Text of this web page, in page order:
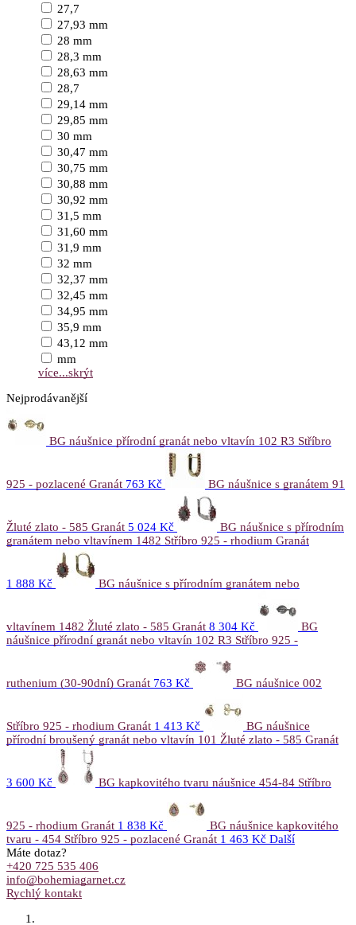
27,7
27,93 mm
28 mm
28,3 mm
28,63 mm
28,7
29,14 mm
29,85 mm
30 mm
30,47 mm
30,75 mm
30,88 mm
30,92 mm
31,5 mm
31,60 mm
31,9 mm
32 mm
32,37 mm
32,45 mm
34,95 mm
35,9 mm
43,12 mm
mm
více...skrýt
Nejprodávanější
BG náušnice přírodní granát nebo vltavín 102 R3 Stříbro
925 - pozlacené Granát 763 Kč BG náušnice s granátem 91
Žluté zlato - 585 Granát 5 024 Kč
BG náušnice s přírodním
granátem nebo vltavínem 1482 Stříbro 925 - rhodium Granát
1 888 Kč BG náušnice s přírodním granátem nebo
vltavínem 1482 Žluté zlato - 585 Granát 8 304 Kč
BG
náušnice přírodní granát nebo vltavín 102 R3 Stříbro 925 -
ruthenium (30-90dní) Granát 763 Kč BG náušnice 002
Stříbro 925 - rhodium Granát 1 413 Kč
BG náušnice
přírodní broušený granát nebo vltavín 101 Žluté zlato - 585 Granát
3 600 Kč BG kapkovitého tvaru náušnice 454-84 Stříbro
925 - rhodium Granát 1 838 Kč
BG náušnice kapkovitého
tvaru - 454 Stříbro 925 - pozlacené Granát 1 463 Kč Další
Máte dotaz?
+420 725 535 406
info@bohemiagarnet.cz
Rychlý kontakt